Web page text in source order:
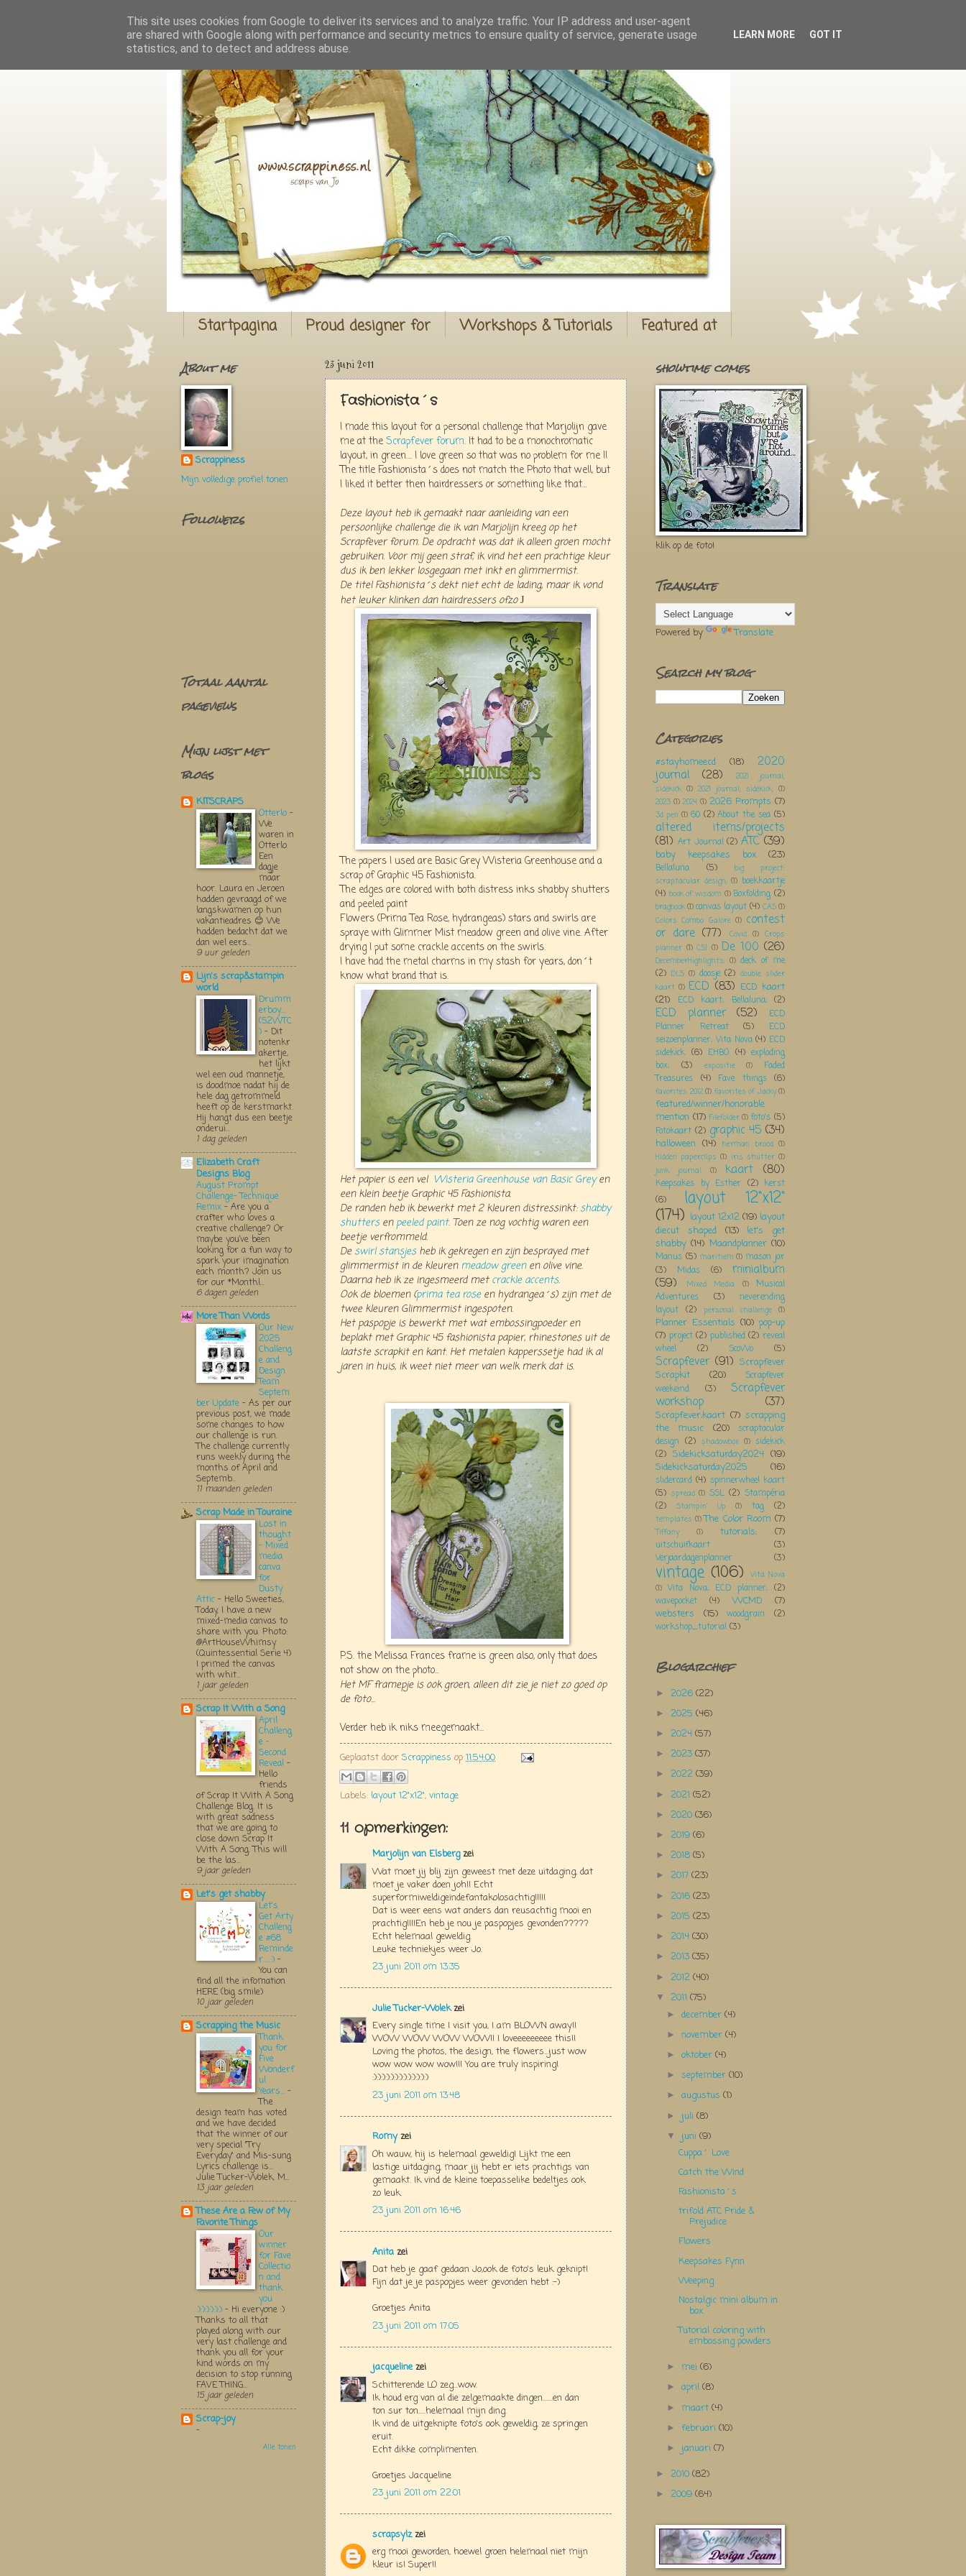
Startpagina Proud designer for Workshops & Tutorials Featured at
23 juni 2011
Fashionista´s
I made this layout for a personal challenge that Marjolijn gave
me at theScrapfever forum.It had to be a monochromatic
layout, in green…. I love green so that was no problem for me !!
The title Fashionista´s does not match the Photo that well, but
I liked it better then hairdressers or something like that…
Deze layout heb ik gemaakt naar aanleiding van een
persoonlijke challenge die ik van Marjolijn kreeg op het
Scrapfever forum. De opdracht was dat ik alleen groen mocht
gebruiken. Voor mij geen straf, ik vind het een prachtige kleur
dus ik ben lekker losgegaan met inkt en glimmermist.
De titel Fashionista´s dekt niet echt de lading, maar ik vond
het leuker klinken dan hairdressers ofzo J
The papers I used are Basic Grey Wisteria Greenhouse and a
scrap of Graphic 45 Fashionista.
The edges are colored with both distress inks shabby shutters
and peeled paint
Flowers (Prima Tea Rose, hydrangeas) stars and swirls are
spraye with Glimmer Mist meadow green and olive vine.After
drying I put some crackle accents on the swirls.
I have had the metal charms in my stash for years, don´t
know what brand that is.
Het papier is een vel Wisteria Greenhouse van Basic Greyen
een klein beetje Graphic 45 Fashionista.
De randen heb ik bewerkt met 2 kleuren distressinkt:shabby
shutters enpeeled paint. Toen ze nog vochtig waren een
beetje verfrommeld.
Deswirl stansjes heb ik gekregen en zijn besprayed met
glimmermist in de kleuren meadow greenen olive vine.
Daarna heb ik ze ingesmeerd metcrackle accents.
Ook de bloemen(prima tea roseen hydrangea´s) zijn met de
twee kleuren Glimmermist ingespoten.
Het paspopje is bewerkt met wat embossingpoeder en
beplakt met Graphic 45 fashionista papier, rhinestones uit de
laatste scrapkit en kant. Het metalen kapperssetje had ik al
jaren in huis, ik weet niet meer van welk merk dat is.
P.S. the Melissa Frances frame is green also, only that does
not show on the photo...
Het MF framepje is ook groen, alleen dit zie je niet zo goed op
de foto...
Verder heb ik niks meegemaakt...
Geplaatst door Scrappiness op 11:54:00
Labels: layout 12"x12", vintage
11 opmerkingen:
Marjolijn van Elsbergzei
Wat moet jij blij zijn geweest met deze uitdaging, dat
moet je vaker doen joh!! Echt
superformiweldigeindefantakolosachtig!!!!!
Dat is weer eens wat anders dan reusachtig mooi en
prachtig!!!!En heb je nou je paspopjes gevonden?????
Echt helemaal geweldig.
Leuke techniekjes weer Jo.
23 juni 2011 om 13:35
Julie Tucker-Wolekzei
Every single time I visit you, I am BLOWN away!!
WOW WOW WOW WOW!! I loveeeeeeeee this!!
Loving the photos, the design, the flowers...just wow
wow wow wow wow!!! You are truly inspiring!
:):):):):):):):):):):):):)
23 juni 2011 om 13:48
Romyzei
Oh wauw, hij is helemaal geweldig! Lijkt me een
lastige uitdaging, maar jij hebt er iets prachtigs van
gemaakt. Ik vind de kleine toepasselike bedeltjes ook
zo leuk.
23 juni 2011 om 16:46
Anita zei
Dat heb je gaaf gedaan Jo,ook de foto's leuk geknipt!
Fijn dat je je paspopjes weer gevonden hebt :-)
Groetjes Anita
23 juni 2011 om 17:05
jacquelinezei
Schitterende LO zeg...wow.
Ik houd erg van al die zelgemaakte dingen.......en dan
ton sur ton.....helemaal mijn ding.
Ik vind de uitgeknipte foto's ook geweldig, ze springen
eruit.
Echt dikke complimenten.
Groetjes Jacqueline
23 juni 2011 om 22:01
scrapsylzzei
erg mooi geworden, hoewel groen helemaal niet mijn
kleur is! Super!!
About me
Scrappiness
Mijn volledige profiel tonen
Followers
Totaal aantal
pageviews
Mijn lijst met
blogs
KITSCRAPS
Otterlo -
We
waren in
Otterlo.
Een
dagje
maar
hoor. Laura en Jeroen
hadden gevraagd of we
langskwamen op hun
vakantieadres 😊 We
hadden bedacht dat we
dan wel eers...
9 uur geleden
Lijn's scrap&stampin
world
Drumm
erboy....
(52WTC
) - Dit
notenkr
akertje,
het lijkt
wel een oud mannetje,
is doodmoe nadat hij de
hele dag getrommeld
heeft op de kerstmarkt.
Hij hangt dus een beetje
onderui...
1 dag geleden
Elizabeth Craft
Designs Blog
August Prompt
Challenge- Technique
Remix - Are you a
crafter who loves a
creative challenge? Or
maybe you’ve been
looking for a fun way to
spark your imagination
each month? Join us
for our *Monthl...
6 dagen geleden
More Than Words
Our New
2025
Challeng
e and
Design
Team
Septem
ber Update - As per our
previous post, we made
some changes to how
our challenge is run.
The challenge currently
runs weekly during the
months of April and
Septemb...
11 maanden geleden
Scrap Made in Touraine
Lost in
thought
- Mixed
media
canva
for
Dusty
Attic - Hello Sweeties,
Today, I have a new
mixed-media canvas to
share with you. Photo:
@ArtHouseWhimsy
(Quintessential Serie 4)
I primed the canvas
with whit...
1 jaar geleden
Scrap It With a Song
April
Challeng
e -
Second
Reveal -
Hello
friends
of Scrap It With A Song
Challenge Blog. It is
with great sadness
that we are going to
close down Scrap It
With A Song. This will
be the las...
9 jaar geleden
Let's get shabby
Let's
Get Arty
Challeng
e #68
Reminde
r.....:) -
You can
find all the infomation
HERE (big smile)
10 jaar geleden
Scrapping the Music
Thank
you for
Five
Wonderf
ul
Years... -
The
design team has voted
and we have decided
that the winner of our
very special "Try
Everyday" and Mis-sung
Lyrics challenge is...
Julie Tucker-Wolek, M...
13 jaar geleden
These Are a Few of My
Favorite Things
Our
winner
for Fave
Collectio
n and
thank
you
:):):):):):) - Hi everyone :)
Thanks to all that
played along with our
very last challenge and
thank you all for your
kind words on my
decision to stop running
FAVE THING...
15 jaar geleden
Scrap-joy
-
Alle tonen
showtime comes
klik op de foto!
Translate
Powered by Translate
Search my blog
Categories
#stayhomeecd (18) 2020
journal (28)
2021 journal;
sidekick (1) 2021 journal; sidekick; (1)
2023 (1) 2024 (1) 2026 Prompts (7)
3d pen (1) 60 (2) About the sea (5)
altered items/projects
(81) Art Journal (2) ATC (39)
baby keepsakes box (23)
Bellaluna (5)
big project;
scraptacular design; (1) boekkaartje
(4) book of wisdom (1) Boxfolding (2)
bragbook(1)canvas layout (4) CAS(1)
Colors Combo Galore (1) contest
or dare (77) Covid (1) Crops
planner (1) CSI (1) De 100 (26)
DecemberHighlights; (1) deck of me
(2) DLS (1) doosje (2) double slider
kaart (1) ECD (83) ECD kaart
(21)
ECD kaart; Bellaluna; (2)
ECD planner (52)
ECD
Planner Retreat
(5)
ECD
seizoenplanner; Vita Nova (4) ECD
sidekick (6) EHBO (4) exploding
box;
(3) expositie (1)
Faded
Treasures
(4) Fave things (6)
favorites 2012 (1) favorites of Jacky (1)
featured/winner/honorable
mention (17) Filefolder (1) foto's (5)
Fotokaart (2) graphic 45 (34)
halloween (14) herman brood (1)
Hidden paperclips (1) iris shutter (1)
junk journal
(1) kaart (80)
Keepsakes by Esther (2) kerst
(6)
layout 12"x12"
(174) layout 12x12 (19) layout
diecut shaped
(13)
let's get
shabby (14) Maandplanner (10)
Manus (5) maritiem (1) mason jar
(3)
Midas (6) minialbum
(59) Mixed Media (1)
Musical
Adventures
(3)
neverending
layout (2) personal challenge (1)
Planner Essentials (10) pop-up
(7) project (2) published (2) reveal
wheel
(2) ScoWo (5)
Scrapfever (91) Scrapfever
Scrapkit
(20)
Scrapfever
weekeind
(3) Scrapfever
workshop (37)
Scrapfever;kaart (7) scrapping
the music
(20)
scraptacular
design (2) shadowbox (1) sidekick
(2) Sidekicksaturday2024 (19)
Sidekicksaturday2025
(16)
slidercard (4) spinnerwheel kaart
(5) spread (1) SSL (2) Stampéria
(2)
Stampin' Up (1) tag (2)
templates (1) The Color Room (7)
Tiffany (1) tutorials; (7)
uitschuifkaart
(3)
Verjaardagenplanner
(3)
vintage (106)
Vita Nova
(1) Vita Nova; ECD planner; (2)
wavepocket
(4) WCMD
(7)
websters
(15) woodgrain
(2)
workshop_tutorial (3)
Blogarchief
► 2026 (22)
► 2025 (46)
► 2024 (57)
► 2023 (37)
► 2022 (39)
► 2021 (52)
► 2020 (36)
► 2019 (6)
► 2018 (5)
► 2017 (23)
► 2016 (23)
► 2015 (23)
► 2014 (30)
► 2013 (35)
► 2012 (40)
▼ 2011 (75)
►december(4)
►november(4)
►oktober(4)
►september(10)
►augustus(1)
► juli(8)
▼ juni(9)
Cuppa´ Love
Catch the Wind
Fashionista´s
trifold ATC Pride &
Prejudice
Flowers
Keepsakes Fynn
Weeping
Nostalgic mini album in
box
Tutorial coloring with
embossing powders
► mei(6)
►april(8)
► maart(4)
►februari(10)
► januari(7)
► 2010 (82)
► 2009 (64)
This site uses cookies from Google to deliver its services and to analyze traffic. Your IP address and user-agent
are shared with Google along with performance and security metrics to ensure quality of service, generate usage
statistics, and to detect and address abuse.
LEARN MORE GOT IT